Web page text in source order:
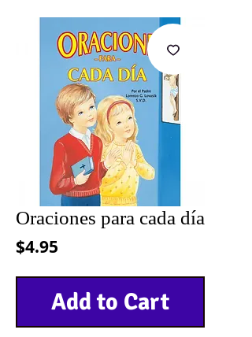
Oraciones para cada día
$4.95
Add to Cart